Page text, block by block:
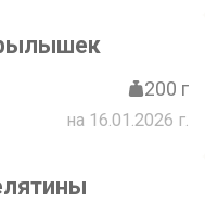
200 г
на 16.01.2026 г.